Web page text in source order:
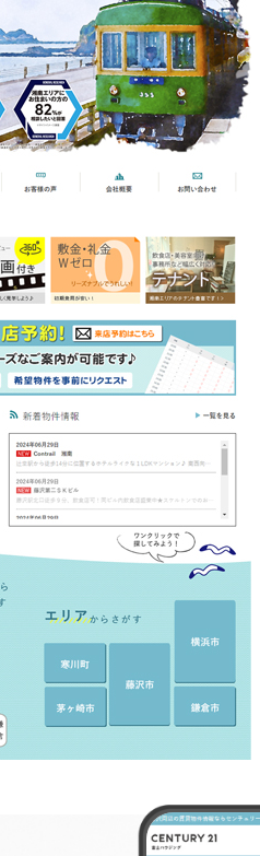
動画配信サイト制作事例